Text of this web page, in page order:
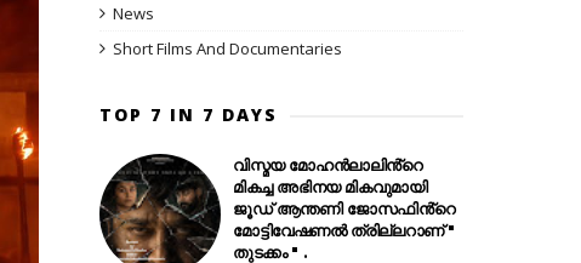
News
Short Films And Documentaries
TOP 7 IN 7 DAYS
വിസ്മയ മോഹൻലാലിൻ്റെ
മികച്ച അഭിനയ മികവുമായി
ജൂഡ് ആന്തണി ജോസഫിൻ്റെ
മോട്ടിവേഷണൽ ത്രില്ലറാണ് "
തുടക്കം " .